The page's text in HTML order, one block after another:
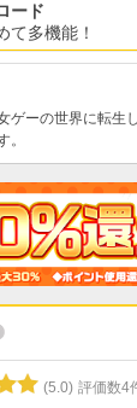
ード
て多機能！
ゲーの世界に転生
。
(5.0) 評価数4